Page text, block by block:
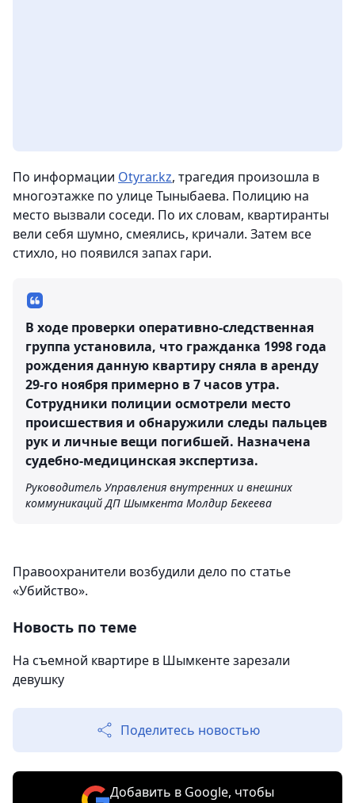
По информации Otyrar.kz, трагедия произошла в
многоэтажке по улице Тыныбаева. Полицию на
место вызвали соседи. По их словам, квартиранты
вели себя шумно, смеялись, кричали. Затем все
стихло, но появился запах гари.
В ходе проверки оперативно-следственная
группа установила, что гражданка 1998 года
рождения данную квартиру сняла в аренду
29-го ноября примерно в 7 часов утра.
Сотрудники полиции осмотрели место
происшествия и обнаружили следы пальцев
рук и личные вещи погибшей. Назначена
судебно-медицинская экспертиза.
Руководитель Управления внутренних и внешних
коммуникаций ДП Шымкента Молдир Бекеева
Правоохранители возбудили дело по статье
«Убийство».
Новость по теме
На съемной квартире в Шымкенте зарезали
девушку
Поделитесь новостью
Добавить в Google, чтобы